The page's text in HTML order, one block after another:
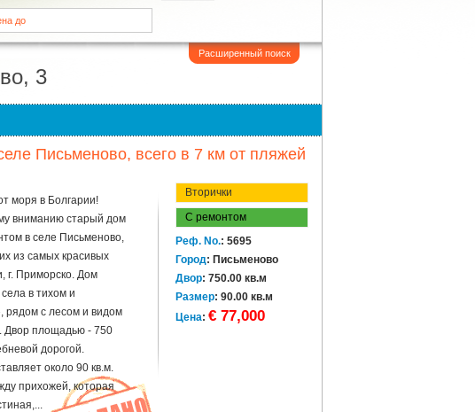
Расширенный поиск
3
Письменово, всего в 7 км от пляжей
моря в Болгарии!
вниманию старый дом
в селе Письменово,
из самых красивых
г. Приморско. Дом
в тихом и
рядом с лесом и видом
Двор площадью - 750
дорогой.
около 90 кв.м.
прихожей, которая
Вторички
С ремонтом
Реф. No.: 5695
Город: Письменово
Двор: 750.00 кв.м
Размер: 90.00 кв.м
Цена: € 77,000